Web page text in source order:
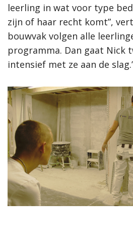
leerling in wat voor type
zijn of haar recht komt”,
bouwvak volgen alle
programma. Dan gaat Nick
intensief met ze aan de